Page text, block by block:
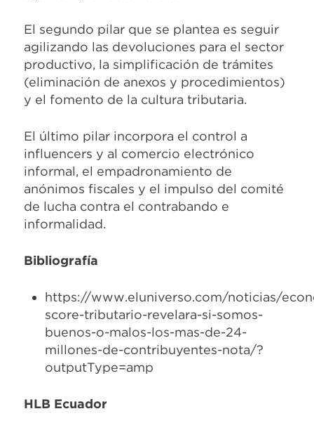
El segundo pilar que se plantea es seguir
agilizando las devoluciones para el sector
productivo, la simplificación de trámites
(eliminación de anexos y procedimientos)
y el fomento de la cultura tributaria.
El último pilar incorpora el control a
influencers y al comercio electrónico
informal, el empadronamiento de
anónimos fiscales y el impulso del comité
de lucha contra el contrabando e
informalidad.
Bibliografía
https://www.eluniverso.com/noticias/
score-tributario-revelara-si-somos-
buenos-o-malos-los-mas-de-24-
millones-de-contribuyentes-nota/?
outputType=amp
HLB Ecuador